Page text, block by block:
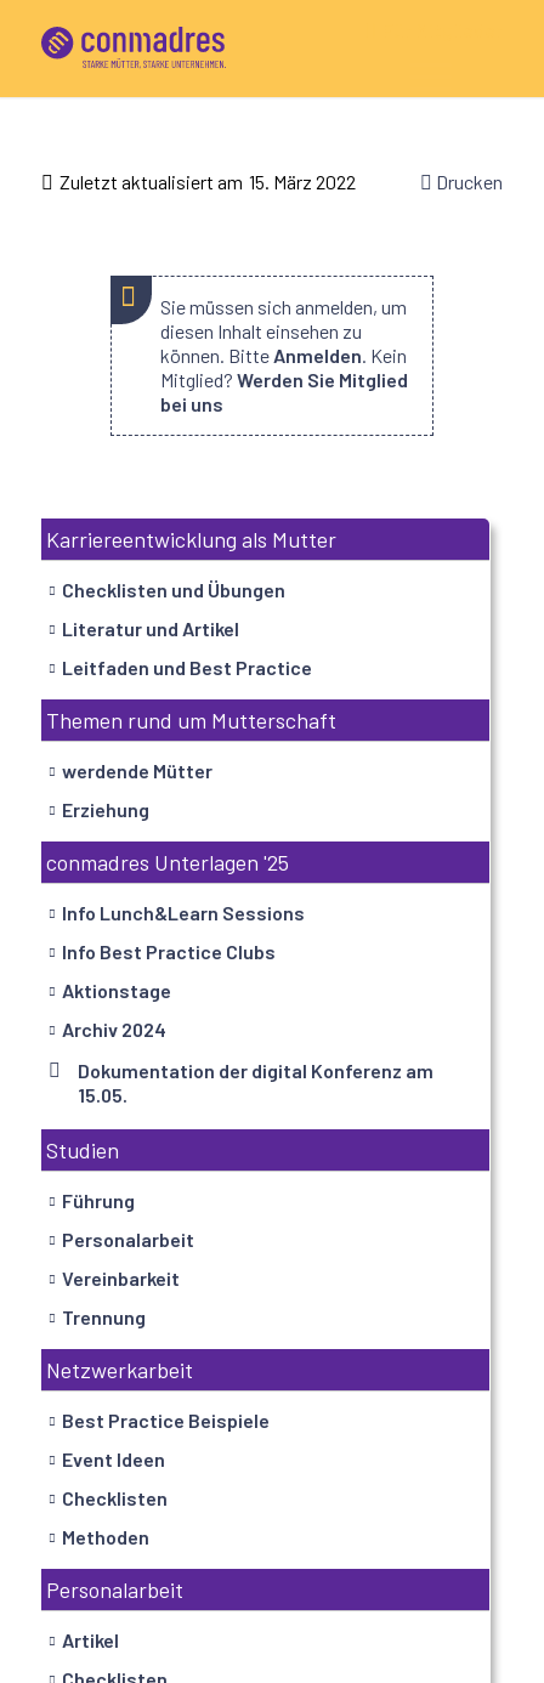
Karriereentwicklung als Mutter
Checklisten und Übungen
Literatur und Artikel
Leitfaden und Best Practice
Themen rund um Mutterschaft
werdende Mütter
Erziehung
conmadres Unterlagen '25
Info Lunch&Learn Sessions
Info Best Practice Clubs
Aktionstage
Archiv 2024
Dokumentation der digital Konferenz am
15.05.
Studien
Führung
Personalarbeit
Vereinbarkeit
Trennung
Netzwerkarbeit
Best Practice Beispiele
Event Ideen
Checklisten
Methoden
Personalarbeit
Artikel
Zuletzt aktualisiert am 15. März 2022 Drucken
Sie müssen sich anmelden, um
diesen Inhalt einsehen zu
können. Bitte Anmelden. Kein
Mitglied? Werden Sie Mitglied
bei uns